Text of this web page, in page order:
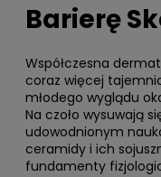
Barierę
Współczesna
coraz więcej
młodego wyglądu
Na czoło wysuwają
udowodnionym
ceramidy i ich
fundamenty